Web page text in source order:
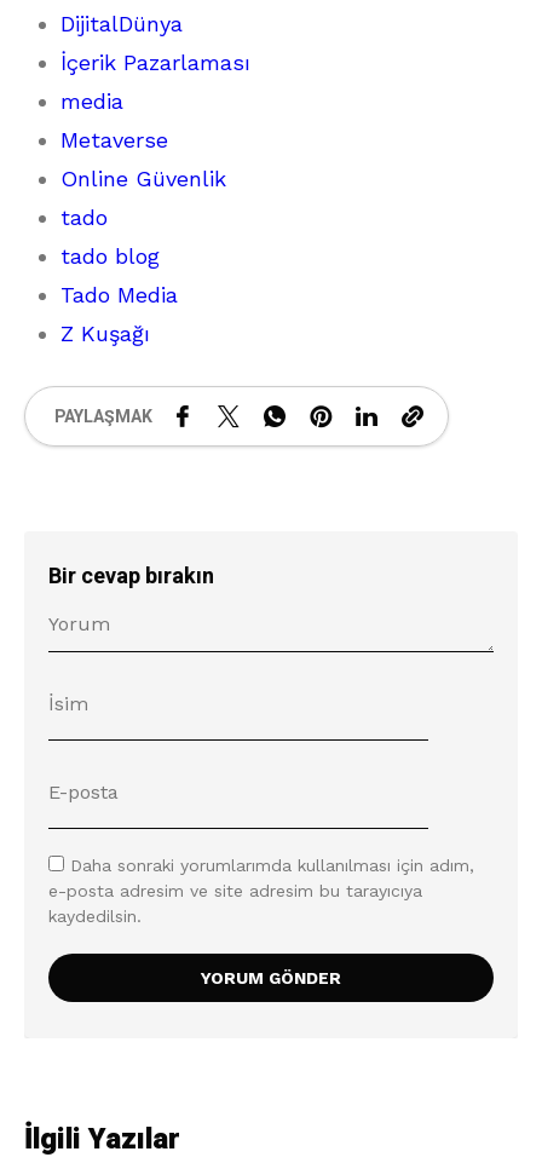
DijitalDünya
İçerik Pazarlaması
media
Metaverse
Online Güvenlik
tado
tado blog
Tado Media
Z Kuşağı
PAYLAŞMAK
Bir cevap bırakın
Daha sonraki yorumlarımda kullanılması için adım,
e-posta adresim ve site adresim bu tarayıcıya
kaydedilsin.
İlgili Yazılar